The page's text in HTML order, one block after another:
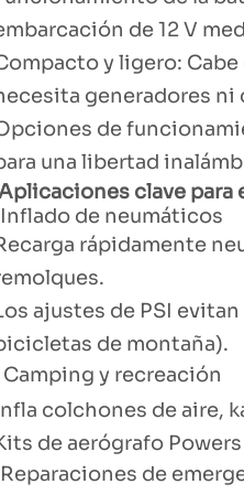
de 12 V
y ligero:
generadores ni
de
una libertad
clave para
de neumáticos
rápidamente
ajustes de PSI
de montaña).
y recreación
colchones de aire,
de aerógrafo
de